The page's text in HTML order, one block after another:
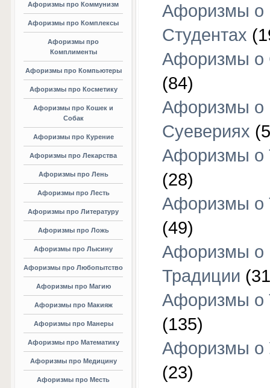
Афоризмы про Коммунизм
Афоризмы про Комплексы
Афоризмы про
Комплименты
Афоризмы про Компьютеры
Афоризмы про Косметику
Афоризмы про Кошек и
Собак
Афоризмы про Курение
Афоризмы про Лекарства
Афоризмы про Лень
Афоризмы про Лесть
Афоризмы про Литературу
Афоризмы про Ложь
Афоризмы про Лысину
Афоризмы про Любопытство
Афоризмы про Магию
Афоризмы про Макияж
Афоризмы про Манеры
Афоризмы про Математику
Афоризмы про Медицину
Афоризмы про Месть
Афоризмы о
Студентах
Афоризмы о
(84)
Афоризмы о
Суевериях
Афоризмы о
(28)
Афоризмы о
(49)
Афоризмы о
Традиции
Афоризмы о
(135)
Афоризмы о
(23)